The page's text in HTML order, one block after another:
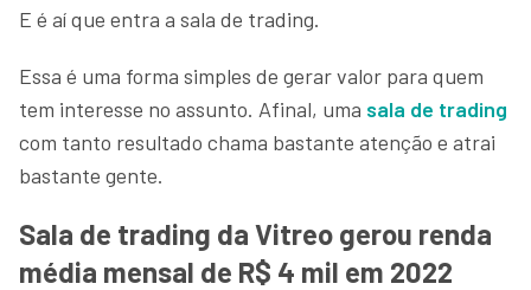
E é aí que entra a sala de trading.
Essa é uma forma simples de gerar valor para quem
tem interesse no assunto. Afinal, uma sala de trading
com tanto resultado chama bastante atenção e atrai
bastante gente.
Sala de trading da Vitreo gerou renda
média mensal de R$ 4 mil em 2022